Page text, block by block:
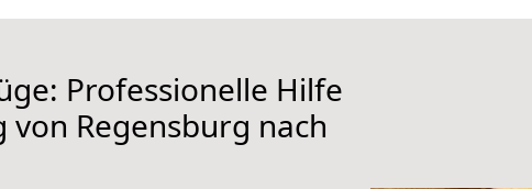
Professionelle Hilfe
Regensburg nach